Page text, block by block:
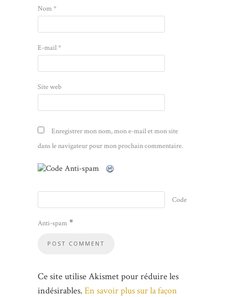
Nom*
E-mail*
Site web
Enregistrer mon nom, mon e-mail et mon site
dans le navigateur pour mon prochain commentaire.
Code
Anti-spam *
Ce site utilise Akismet pour réduire les
indésirables. En savoir plus sur la façon